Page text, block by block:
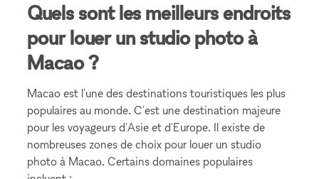
Quels sont les meilleurs endroits
pour louer un studio photo à
Macao ?
Macao est l'une des destinations touristiques les plus
populaires au monde. C'est une destination majeure
pour les voyageurs d'Asie et d'Europe. Il existe de
nombreuses zones de choix pour louer un studio
photo à Macao. Certains domaines populaires